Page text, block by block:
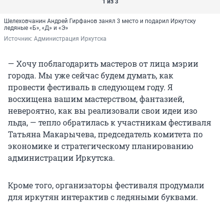
1 из 3
Шелеховчанин Андрей Гирфанов занял 3 место и подарил Иркутску
ледяные «Б», «Д» и «Э»
Источник: Администрация Иркутска
— Хочу поблагодарить мастеров от лица мэрии
города. Мы уже сейчас будем думать, как
провести фестиваль в следующем году. Я
восхищена вашим мастерством, фантазией,
невероятно, как вы реализовали свои идеи изо
льда, — тепло обратилась к участникам фестиваля
Татьяна Макарычева, председатель комитета по
экономике и стратегическому планированию
администрации Иркутска.
Кроме того, организаторы фестиваля продумали
для иркутян интерактив с ледяными буквами.